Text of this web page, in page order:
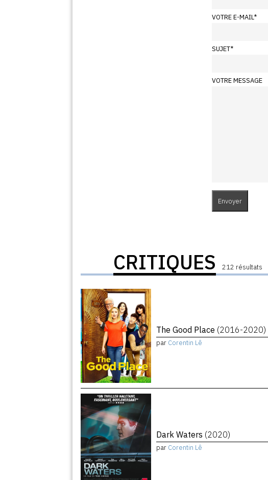
VOTRE E-MAIL*
SUJET*
VOTRE MESSAGE
CRITIQUES 212 résultats
The Good Place (2016-2020)
par Corentin Lê
Dark Waters (2020)
par Corentin Lê